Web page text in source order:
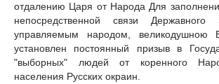
отдалению Царя от Народа Для
непосредственной связи Державного
управляемым народом, великодушною
установлен постоянный призыв в
"выборных" людей от коренного
населения Русских окраин.